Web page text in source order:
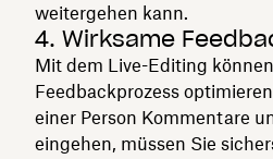
weitergehen kann.
4. Wirksame
Mit dem Live-Editing
Feedbackprozess
einer Person Kommentare
eingehen, müssen Sie